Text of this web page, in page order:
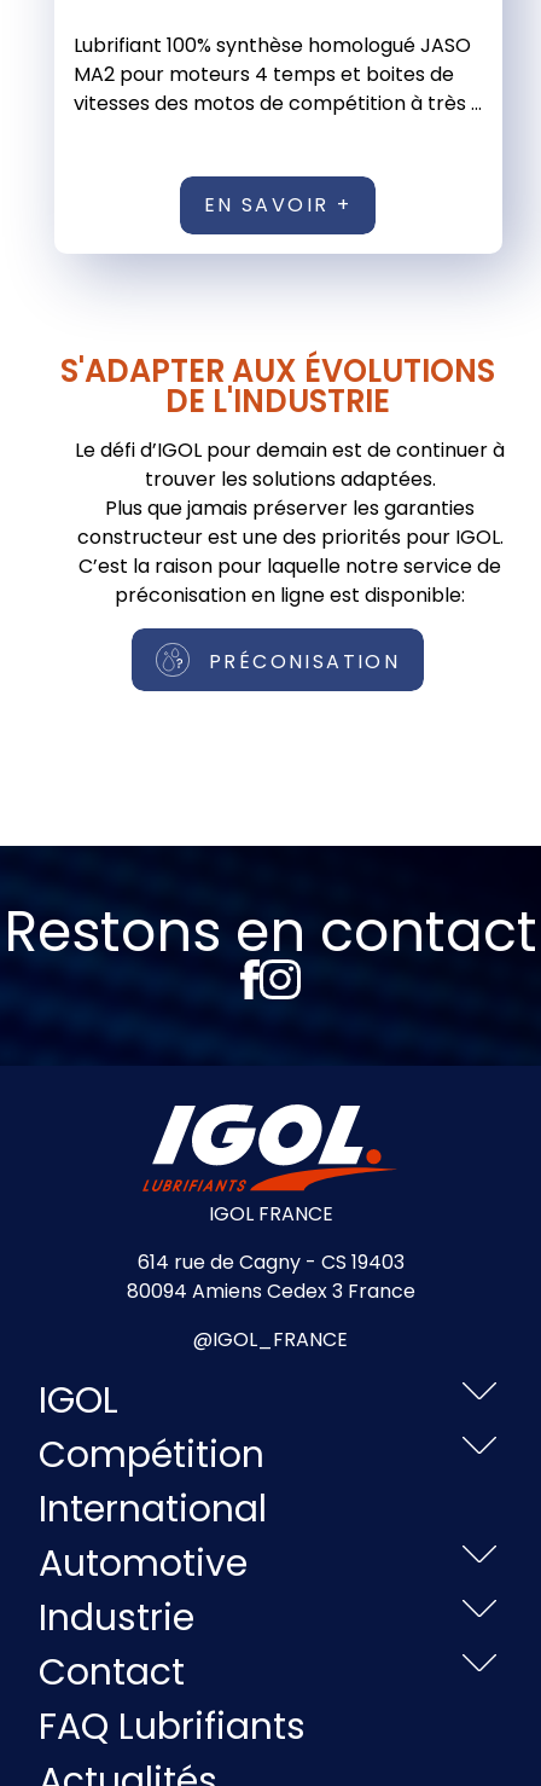
Lubrifiant 100% synthèse homologué JASO
MA2 pour moteurs 4 temps et boites de
vitesses des motos de compétition à très ...
EN SAVOIR +
S'ADAPTER AUX ÉVOLUTIONS
DE L'INDUSTRIE
Le défi d’IGOL pour demain est de continuer à
trouver les solutions adaptées.
Plus que jamais préserver les garanties
constructeur est une des priorités pour IGOL.
C’est la raison pour laquelle notre service de
préconisation en ligne est disponible:
PRÉCONISATION
Restons en contact
IGOL FRANCE
614 rue de Cagny - CS 19403
80094 Amiens Cedex 3 France
@IGOL_FRANCE
IGOL
Compétition
International
Automotive
Industrie
Contact
FAQ Lubrifiants